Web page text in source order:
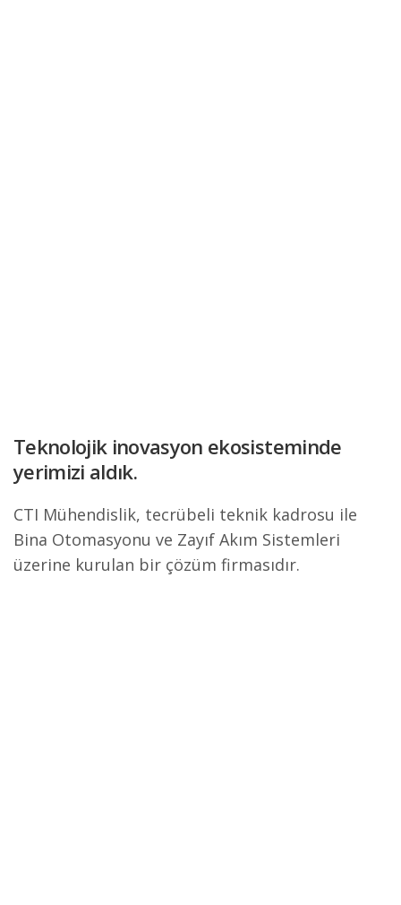
Teknolojik inovasyon ekosisteminde
yerimizi aldık.
CTI Mühendislik, tecrübeli teknik kadrosu ile
Bina Otomasyonu ve Zayıf Akım Sistemleri
üzerine kurulan bir çözüm firmasıdır.